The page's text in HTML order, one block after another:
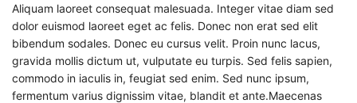
Aliquam laoreet consequat malesuada. Integer vitae diam sed
dolor euismod laoreet eget ac felis. Donec non erat sed elit
bibendum sodales. Donec eu cursus velit. Proin nunc lacus,
gravida mollis dictum ut, vulputate eu turpis. Sed felis sapien,
commodo in iaculis in, feugiat sed enim. Sed nunc ipsum,
fermentum varius dignissim vitae, blandit et ante.Maecenas